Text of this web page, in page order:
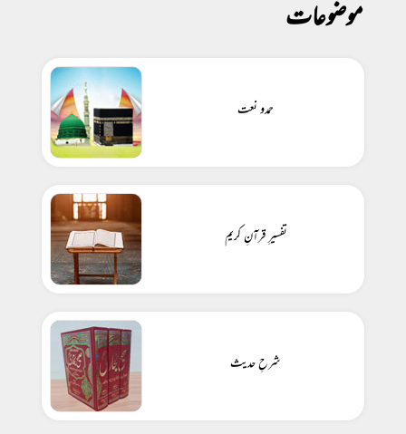
موضوعات
حمدو نعت
تفسیرِ قرآنِ کریم
شرحِ حدیث